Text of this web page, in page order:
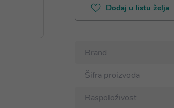
Dodaj u listu želja
Brand
Šifra proizvoda
Raspoloživost